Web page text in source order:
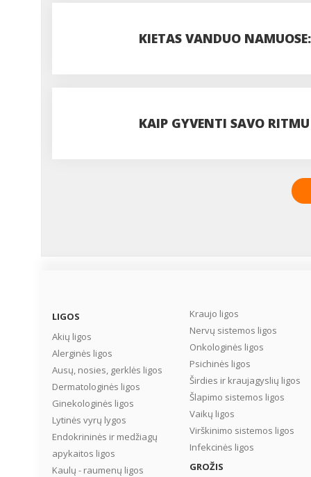
KIETAS VANDUO
KAIP GYVENTI SAVO
LIGOS
Akių ligos
Alerginės ligos
Ausų, nosies, gerklės ligos
Dermatologinės ligos
Ginekologinės ligos
Lytinės vyrų lygos
Endokrininės ir medžiagų
apykaitos ligos
Kaulų - raumenų ligos
Kraujo ligos
Nervų sistemos ligos
Onkologinės ligos
Psichinės ligos
Širdies ir kraujagyslių ligos
Šlapimo sistemos ligos
Vaikų ligos
Virškinimo sistemos ligos
Infekcinės ligos
GROŽIS